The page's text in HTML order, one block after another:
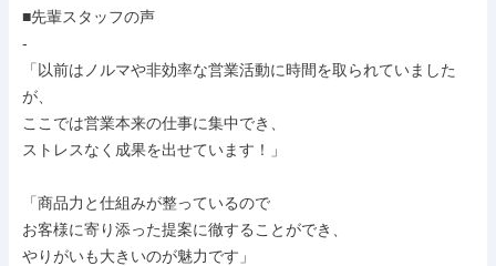
■先輩スタッフの声
-
「以前はノルマや非効率な営業活動に時間を取られていました
が、
ここでは営業本来の仕事に集中でき、
ストレスなく成果を出せています！」
「商品力と仕組みが整っているので
お客様に寄り添った提案に徹することができ、
やりがいも大きいのが魅力です」